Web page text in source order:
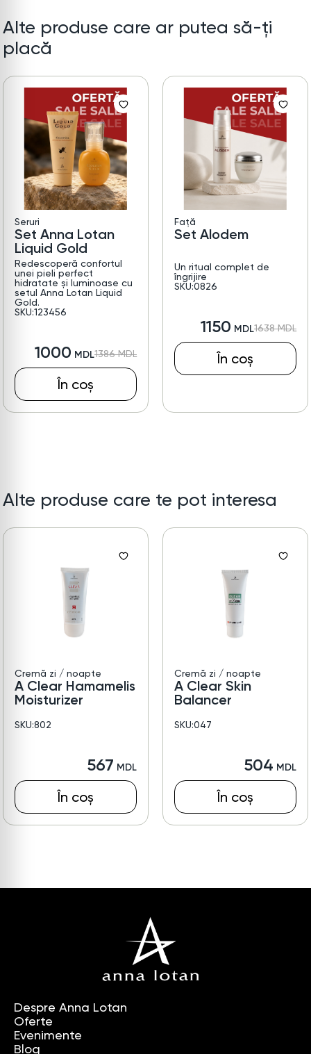
Alte produse care ar putea să-ți
placă
Seruri
Set Anna Lotan
Liquid Gold
Redescoperă confortul
unei pieli perfect
hidratate și luminoase cu
setul Anna Lotan Liquid
Gold.
SKU:123456
1386
1000
În coș
Față
Set Alodem
Un ritual complet de
îngrijire
SKU:0826
1638
1150
În coș
Alte produse care te pot interesa
Cremă zi / noapte
A Clear Hamamelis
Moisturizer
SKU:802
567
În coș
Cremă zi / noapte
A Clear Skin
Balancer
SKU:047
504
În coș
Despre Anna Lotan
Oferte
Evenimente
Blog